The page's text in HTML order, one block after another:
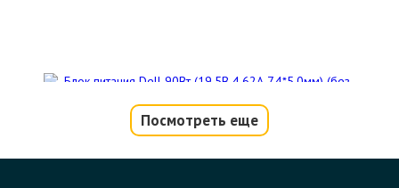
Блок питания Dell 90Вт (19.5В 4.62А
Посмотреть еще